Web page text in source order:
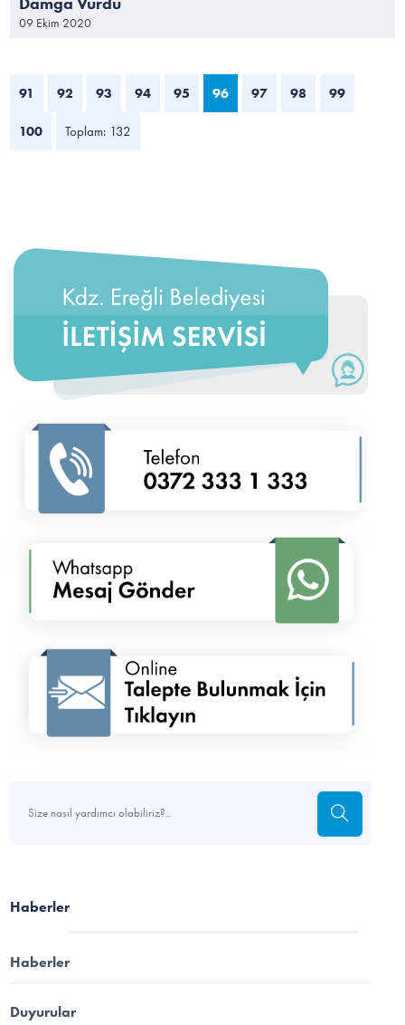
09 Ekim 2020
91 92 93 94 95 96 97 98 99
100 Toplam: 132
Haberler
Haberler
Duyurular